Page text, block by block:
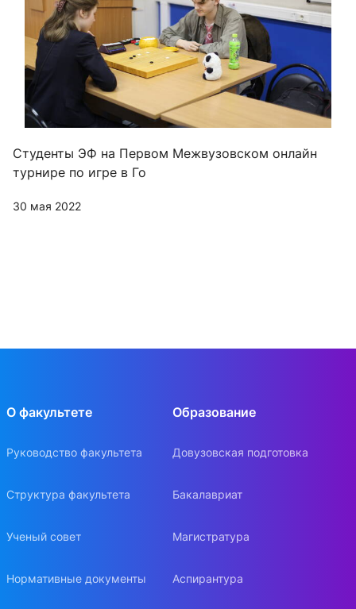
Студенты ЭФ на Первом Межвузовском онлайн
турнире по игре в Го
30 мая 2022
О факультете
Руководство факультета
Структура факультета
Ученый совет
Нормативные документы
Образование
Довузовская подготовка
Бакалавриат
Магистратура
Аспирантура